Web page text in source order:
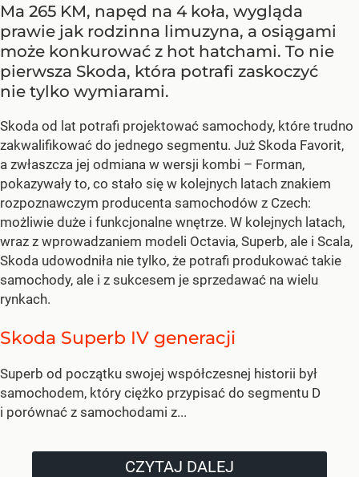
Ma 265 KM, napęd na 4 koła, wygląda
prawie jak rodzinna limuzyna, a osiągami
może konkurować z hot hatchami. To nie
pierwsza Skoda, która potrafi zaskoczyć
nie tylko wymiarami.
Skoda od lat potrafi projektować samochody, które trudno
zakwalifikować do jednego segmentu. Już Skoda Favorit,
a zwłaszcza jej odmiana w wersji kombi – Forman,
pokazywały to, co stało się w kolejnych latach znakiem
rozpoznawczym producenta samochodów z Czech:
możliwie duże i funkcjonalne wnętrze. W kolejnych latach,
wraz z wprowadzaniem modeli Octavia, Superb, ale i Scala,
Skoda udowodniła nie tylko, że potrafi produkować takie
samochody, ale i z sukcesem je sprzedawać na wielu
rynkach.
Skoda Superb IV generacji
Superb od początku swojej współczesnej historii był
samochodem, który ciężko przypisać do segmentu D
i porównać z samochodami z...
CZYTAJ DALEJ